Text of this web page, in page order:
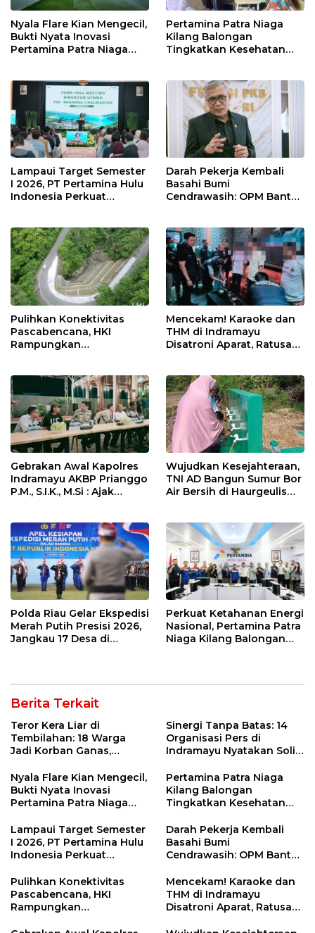
Nyala Flare Kian Mengecil,
Bukti Nyata Inovasi
Pertamina Patra Niaga
Pertamina Patra Niaga
Kilang Balongan
Tingkatkan Kesehatan
Rutin dan Edukasi
Perawatan Gigi
Lampaui Target Semester
I 2026, PT Pertamina Hulu
Indonesia Perkuat
Keselamatan Kerja
Darah Pekerja Kembali
Basahi Bumi
Cendrawasih: OPM Bantai
Pulihkan Konektivitas
Pascabencana, HKI
Rampungkan
Mencekam! Karaoke dan
THM di Indramayu
Disatroni Aparat, Ratusan
Gebrakan Awal Kapolres
Indramayu AKBP Prianggo
P.M., S.I.K., M.Si : Ajak
Wujudkan Kesejahteraan,
TNI AD Bangun Sumur Bor
Air Bersih di Haurgeulis
Polda Riau Gelar Ekspedisi
Merah Putih Presisi 2026,
Jangkau 17 Desa di
Perkuat Ketahanan Energi
Nasional, Pertamina Patra
Niaga Kilang Balongan
Berita Terkait
Teror Kera Liar di
Tembilahan: 18 Warga
Jadi Korban Ganas,
12 Jahitan!
Sinergi Tanpa Batas: 14
Organisasi Pers di
Indramayu Nyatakan Solid
Nyala Flare Kian Mengecil,
Bukti Nyata Inovasi
Pertamina Patra Niaga
Net Zero Emission 2060
Pertamina Patra Niaga
Kilang Balongan
Tingkatkan Kesehatan
Pemeriksaan Kesehatan
Rutin dan Edukasi
Perawatan Gigi
Lampaui Target Semester
I 2026, PT Pertamina Hulu
Indonesia Perkuat
Nasional Lewat Inovasi &
Keselamatan Kerja
Darah Pekerja Kembali
Basahi Bumi
Cendrawasih: OPM Bantai
di Tolikara!
Pulihkan Konektivitas
Pascabencana, HKI
Rampungkan
Mencekam! Karaoke dan
THM di Indramayu
Disatroni Aparat, Ratusan